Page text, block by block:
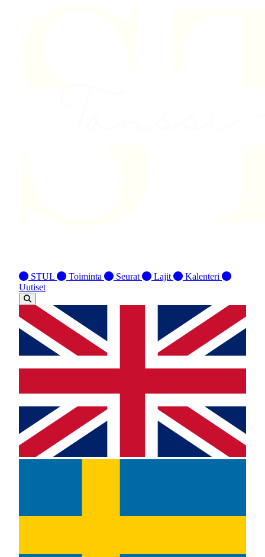
STUL Toiminta Seurat Lajit
Kalenteri
Uutiset